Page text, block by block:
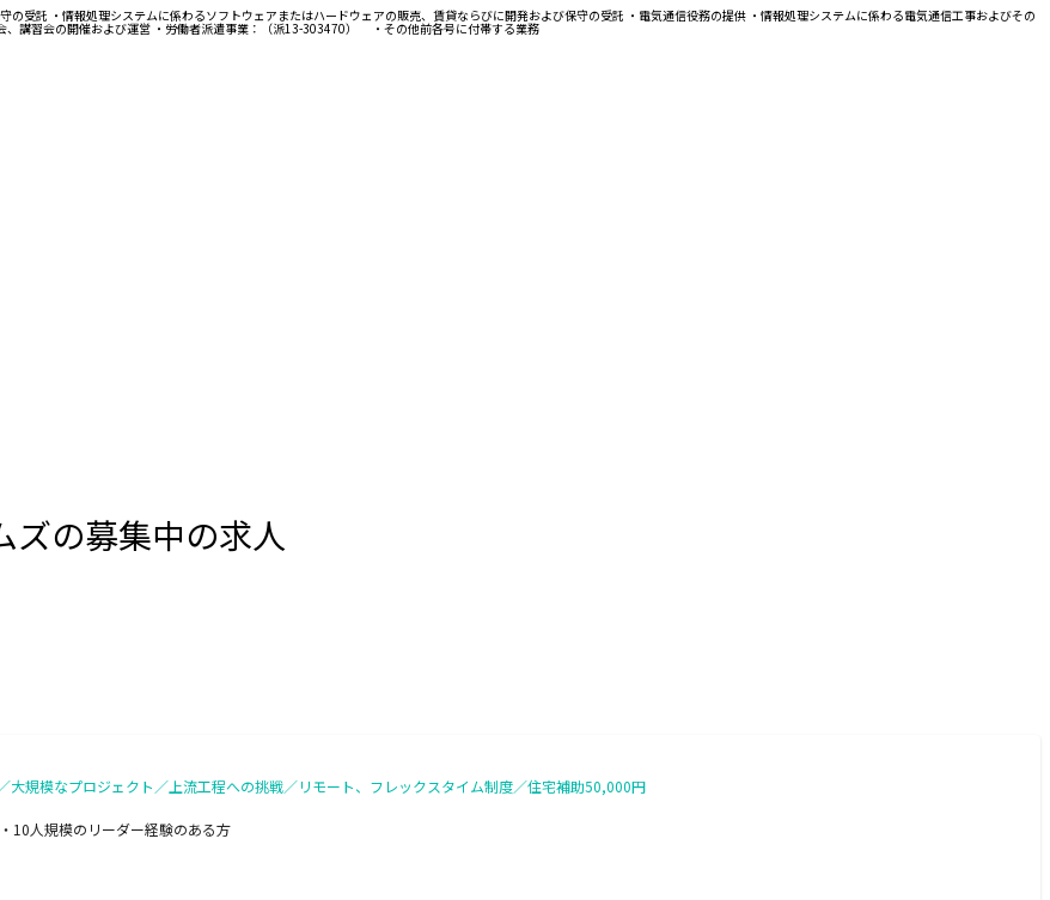
受託 ・情報処理システムに係わるソフトウェアまたはハードウェアの販売、賃貸ならびに開発および保守の受託 ・電気通信役務の提供 ・情報処理システムに係わる電気通信工事およびその
講習会の開催および運営 ・労働者派遣事業：（派13-303470） ・その他前各号に付帯する業務
ズの募集中の求人
大規模なプロジェクト／上流工程への挑戦／リモート、フレックスタイム制度／住宅補助50,000円
10人規模のリーダー経験のある方